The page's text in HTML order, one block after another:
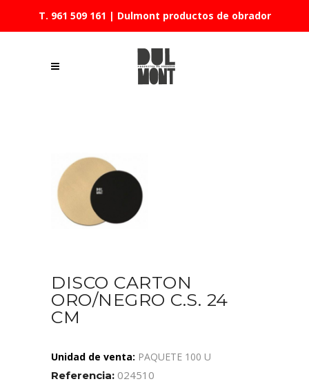
T. 961 509 161 | Dulmont productos de obrador
DISCO CARTON
ORO/NEGRO C.S. 24
CM
Unidad de venta: PAQUETE 100 U
Referencia: 024510